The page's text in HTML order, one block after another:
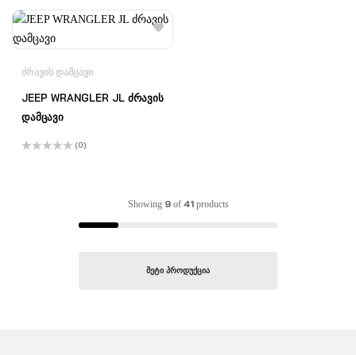
5-
დან
ᲫᲠᲐᲕᲘᲡ ᲓᲐᲛᲪᲐᲕᲘ
JEEP WRANGLER JL ძრავის
დამცავი
(0)
Showing 9of 41products
ᲛᲔᲢᲘ ᲞᲠᲝᲓᲣᲥᲪᲘᲐ